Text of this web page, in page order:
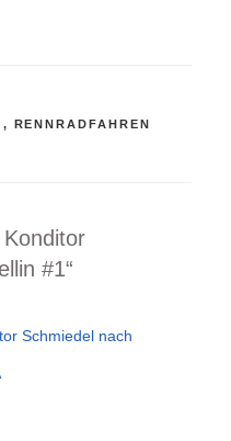
, RENNRADFAHREN
#1“
Schmiedel nach